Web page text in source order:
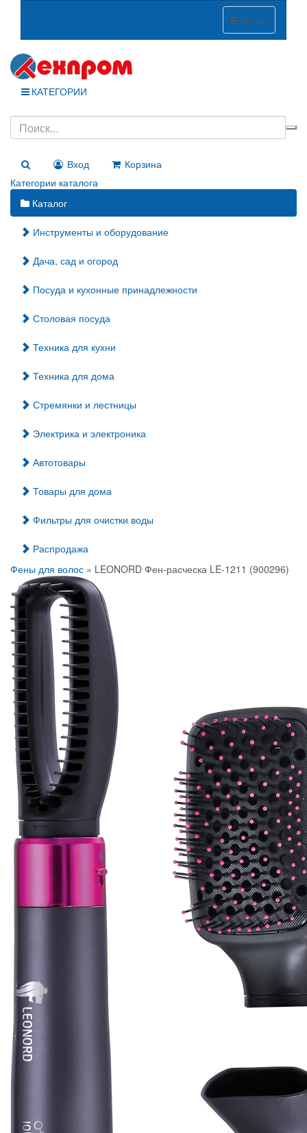
Меню
КАТЕГОРИИ
Вход
Корзина
Категории каталога
Каталог
Инструменты и оборудование
Дача, сад и огород
Посуда и кухонные принадлежности
Столовая посуда
Техника для кухни
Техника для дома
Стремянки и лестницы
Электрика и электроника
Автотовары
Товары для дома
Фильтры для очистки воды
Распродажа
Фены для волос » LEONORD Фен-расческа LE-1211 (900296)